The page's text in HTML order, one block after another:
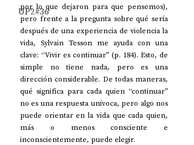
UP2#36
por lo que dejaron para que pensemos),
pero frente a la pregunta sobre qué sería
después de una experiencia de violencia la
vida, Sylvain Tesson me ayuda con una
clave: “Vivir es continuar” (p. 184). Esto, de
simple no tiene nada, pero es una
dirección considerable. De todas maneras,
qué significa para cada quien “continuar”
no es una respuesta unívoca, pero algo nos
puede orientar en la vida que cada quien,
más o menos consciente e
inconscientemente, puede elegir.